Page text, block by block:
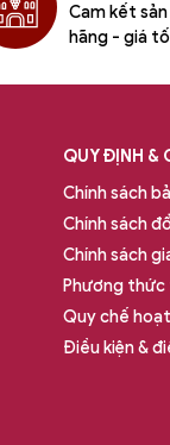
Cam kết
hãng - giá
QUY ĐỊNH &
Chính sách
Chính sách
Chính sách
Phương
Quy chế
Điều kiện &